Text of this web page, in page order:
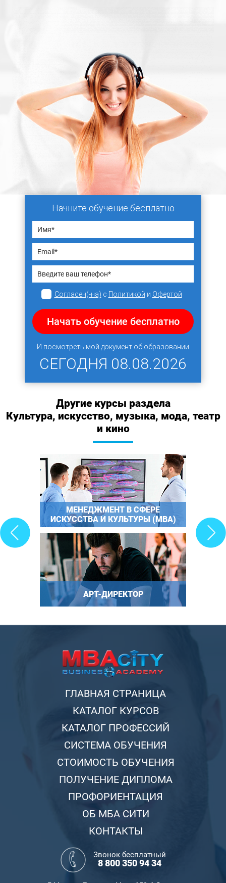
Начните обучение бесплатно
Согласен(-на) с Политикой и Офертой
Начать обучение бесплатно
И посмотреть мой документ об образовании
СЕГОДНЯ 08.08.2026
Другие курсы раздела
Культура, искусство, музыка, мода, театр
и кино
МЕНЕДЖМЕНТ В СФЕРЕ
ИСКУССТВА И КУЛЬТУРЫ (MBA)
АРТ-ДИРЕКТОР
ГЛАВНАЯ СТРАНИЦА
КАТАЛОГ КУРСОВ
КАТАЛОГ ПРОФЕССИЙ
СИСТЕМА ОБУЧЕНИЯ
СТОИМОСТЬ ОБУЧЕНИЯ
ПОЛУЧЕНИЕ ДИПЛОМА
ПРОФОРИЕНТАЦИЯ
ОБ МБА СИТИ
КОНТАКТЫ
Звонок бесплатный
8 800 350 94 34